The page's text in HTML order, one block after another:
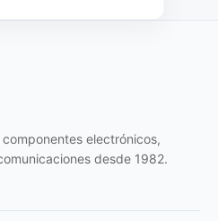
electrónicos,
desde 1982.